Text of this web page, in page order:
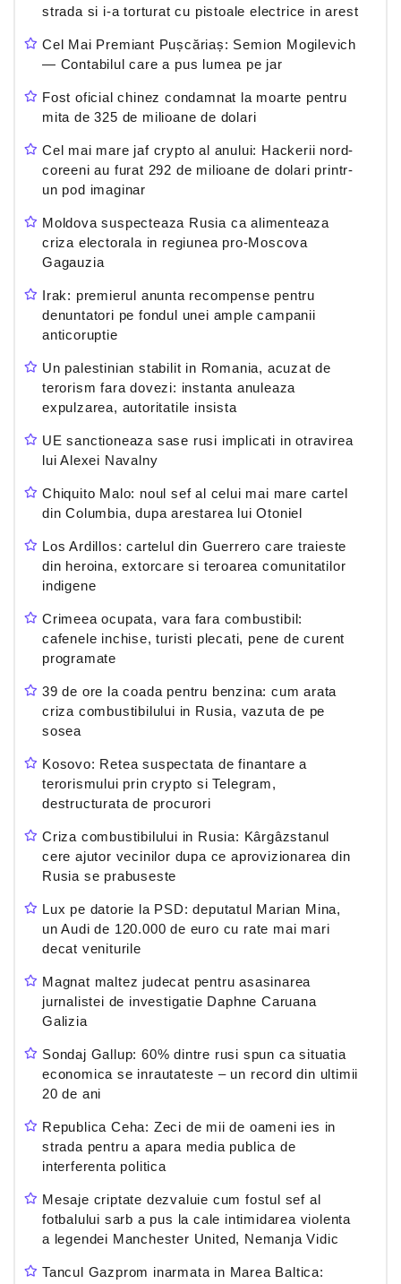
strada si i-a torturat cu pistoale electrice in arest
Cel Mai Premiant Pușcăriaș: Semion Mogilevich
— Contabilul care a pus lumea pe jar
Fost oficial chinez condamnat la moarte pentru
mita de 325 de milioane de dolari
Cel mai mare jaf crypto al anului: Hackerii nord-
coreeni au furat 292 de milioane de dolari printr-
un pod imaginar
Moldova suspecteaza Rusia ca alimenteaza
criza electorala in regiunea pro-Moscova
Gagauzia
Irak: premierul anunta recompense pentru
denuntatori pe fondul unei ample campanii
anticoruptie
Un palestinian stabilit in Romania, acuzat de
terorism fara dovezi: instanta anuleaza
expulzarea, autoritatile insista
UE sanctioneaza sase rusi implicati in otravirea
lui Alexei Navalny
Chiquito Malo: noul sef al celui mai mare cartel
din Columbia, dupa arestarea lui Otoniel
Los Ardillos: cartelul din Guerrero care traieste
din heroina, extorcare si teroarea comunitatilor
indigene
Crimeea ocupata, vara fara combustibil:
cafenele inchise, turisti plecati, pene de curent
programate
39 de ore la coada pentru benzina: cum arata
criza combustibilului in Rusia, vazuta de pe
sosea
Kosovo: Retea suspectata de finantare a
terorismului prin crypto si Telegram,
destructurata de procurori
Criza combustibilului in Rusia: Kârgâzstanul
cere ajutor vecinilor dupa ce aprovizionarea din
Rusia se prabuseste
Lux pe datorie la PSD: deputatul Marian Mina,
un Audi de 120.000 de euro cu rate mai mari
decat veniturile
Magnat maltez judecat pentru asasinarea
jurnalistei de investigatie Daphne Caruana
Galizia
Sondaj Gallup: 60% dintre rusi spun ca situatia
economica se inrautateste – un record din ultimii
20 de ani
Republica Ceha: Zeci de mii de oameni ies in
strada pentru a apara media publica de
interferenta politica
Mesaje criptate dezvaluie cum fostul sef al
fotbalului sarb a pus la cale intimidarea violenta
a legendei Manchester United, Nemanja Vidic
Tancul Gazprom inarmata in Marea Baltica: